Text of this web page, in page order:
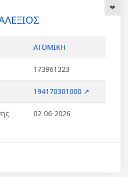
ΑΤΟΜΙΚΗ
173961323
194170301000 ↗
02-06-2026